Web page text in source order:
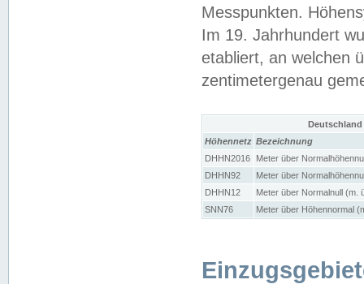
Messpunkten.
Im 19. Jahrhundert
etabliert, an welchen
zentimetergenau
Höhennetz Bezeichnung
DHHN2016
Meter über
DHHN92
Meter über
DHHN12
Meter über Normalnull (m.
SNN76
Meter über Höhennormal